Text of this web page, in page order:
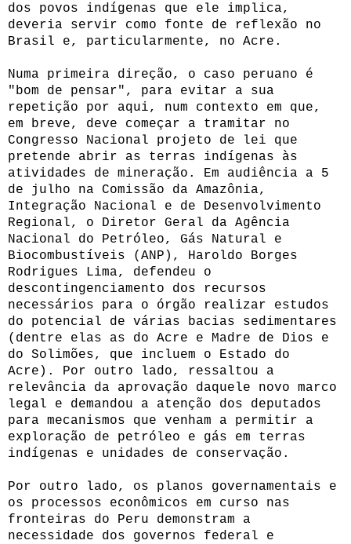
dos povos indígenas que ele implica,
deveria servir como fonte de reflexão no
Brasil e, particularmente, no Acre.
Numa primeira direção, o caso peruano é
"bom de pensar", para evitar a sua
repetição por aqui, num contexto em que,
em breve, deve começar a tramitar no
Congresso Nacional projeto de lei que
pretende abrir as terras indígenas às
atividades de mineração. Em audiência a 5
de julho na Comissão da Amazônia,
Integração Nacional e de Desenvolvimento
Regional, o Diretor Geral da Agência
Nacional do Petróleo, Gás Natural e
Biocombustíveis (ANP), Haroldo Borges
Rodrigues Lima, defendeu o
descontingenciamento dos recursos
necessários para o órgão realizar estudos
do potencial de várias bacias sedimentares
(dentre elas as do Acre e Madre de Dios e
do Solimões, que incluem o Estado do
Acre). Por outro lado, ressaltou a
relevância da aprovação daquele novo marco
legal e demandou a atenção dos deputados
para mecanismos que venham a permitir a
exploração de petróleo e gás em terras
indígenas e unidades de conservação.
Por outro lado, os planos governamentais e
os processos econômicos em curso nas
fronteiras do Peru demonstram a
necessidade dos governos federal e